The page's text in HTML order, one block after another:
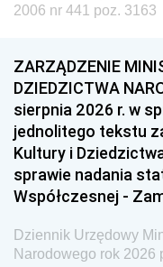
2006 nr 441 poz. 3163
ZARZĄDZENIE
DZIEDZICTWA
sierpnia 2026 r. w
jednolitego tekstu
Kultury i
sprawie nadania
Współczesnej -
Dziennik Urzędowy
Narodowego rok 2026